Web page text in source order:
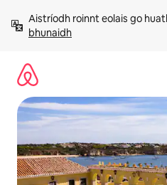
chuig
ábhar
Aistríodh roinnt eolais go
bhunaidh